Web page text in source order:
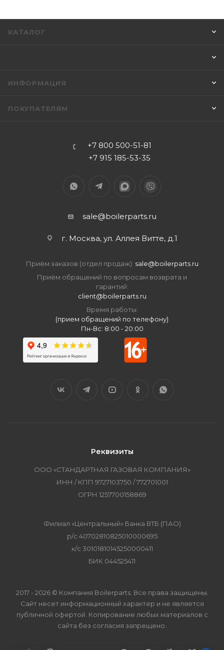
КАТАЛОГ
ИНФОРМАЦИЯ
ПОКУПАТЕЛЯМ
+7 800 500-51-81
+7 915 185-53-35
sale@boilerparts.ru
г. Москва, ул. Аллея Витте, д.1
Приём заказов (отдел продаж): sale@boilerparts.ru
Приём обращений по вопросам возврата и
гарантий:
client@boilerparts.ru
Время работы:
(прием обращений по телефону)
Пн-Вс: 8:00 - 20:00
Реквизиты
ООО «СТАНДАРТНАЯ ГАЗОВАЯ КОМПАНИЯ»
ИНН / КПП 9727103750 / 772701001
ОГРН 1257700158869
Филиал «Центральный» Банка ВТБ (ПАО)
р/с 40702810825010000695
к/с 30101810145250000411
БИК 044525411
2017 - 2026 © Компания Boilerparts. Все права защищены.
Сайт несет информационный характер и не является
публичной офертой. Копирование любых материалов с
сайта без согласия запрещено.